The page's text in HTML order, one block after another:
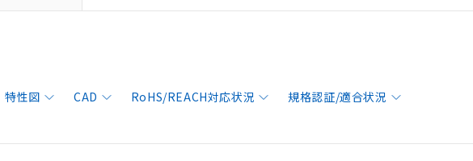
特性図 CAD RoHS/REACH対応状況 規格認証/適合状況